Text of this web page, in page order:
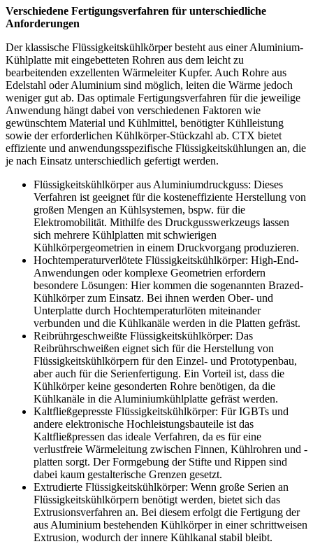
Verschiedene Fertigungsverfahren für unterschiedliche
Anforderungen
Der klassische Flüssigkeitskühlkörper besteht aus einer Aluminium-
Kühlplatte mit eingebetteten Rohren aus dem leicht zu
bearbeitenden exzellenten Wärmeleiter Kupfer. Auch Rohre aus
Edelstahl oder Aluminium sind möglich, leiten die Wärme jedoch
weniger gut ab. Das optimale Fertigungsverfahren für die jeweilige
Anwendung hängt dabei von verschiedenen Faktoren wie
gewünschtem Material und Kühlmittel, benötigter Kühlleistung
sowie der erforderlichen Kühlkörper-Stückzahl ab. CTX bietet
effiziente und anwendungsspezifische Flüssigkeitskühlungen an, die
je nach Einsatz unterschiedlich gefertigt werden.
Flüssigkeitskühlkörper aus Aluminiumdruckguss: Dieses
Verfahren ist geeignet für die kosteneffiziente Herstellung von
großen Mengen an Kühlsystemen, bspw. für die
Elektromobilität. Mithilfe des Druckgusswerkzeugs lassen
sich mehrere Kühlplatten mit schwierigen
Kühlkörpergeometrien in einem Druckvorgang produzieren.
Hochtemperaturverlötete Flüssigkeitskühlkörper: High-End-
Anwendungen oder komplexe Geometrien erfordern
besondere Lösungen: Hier kommen die sogenannten Brazed-
Kühlkörper zum Einsatz. Bei ihnen werden Ober- und
Unterplatte durch Hochtemperaturlöten miteinander
verbunden und die Kühlkanäle werden in die Platten gefräst.
Reibrührgeschweißte Flüssigkeitskühlkörper: Das
Reibrührschweißen eignet sich für die Herstellung von
Flüssigkeitskühlkörpern für den Einzel- und Prototypenbau,
aber auch für die Serienfertigung. Ein Vorteil ist, dass die
Kühlkörper keine gesonderten Rohre benötigen, da die
Kühlkanäle in die Aluminiumkühlplatte gefräst werden.
Kaltfließgepresste Flüssigkeitskühlkörper: Für IGBTs und
andere elektronische Hochleistungsbauteile ist das
Kaltfließpressen das ideale Verfahren, da es für eine
verlustfreie Wärmeleitung zwischen Finnen, Kühlrohren und -
platten sorgt. Der Formgebung der Stifte und Rippen sind
dabei kaum gestalterische Grenzen gesetzt.
Extrudierte Flüssigkeitskühlkörper: Wenn große Serien an
Flüssigkeitskühlkörpern benötigt werden, bietet sich das
Extrusionsverfahren an. Bei diesem erfolgt die Fertigung der
aus Aluminium bestehenden Kühlkörper in einer schrittweisen
Extrusion, wodurch der innere Kühlkanal stabil bleibt.